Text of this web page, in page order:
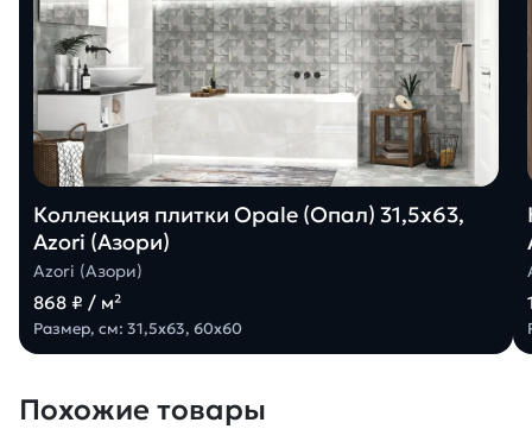
Коллекция плитки Opale (Опал) 31,5х63,
Azori (Азори)
Azori (Азори)
868 ₽ / м²
Размер, см: 31,5х63, 60х60
Похожие товары